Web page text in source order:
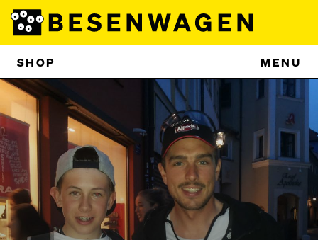
SHOP MENU